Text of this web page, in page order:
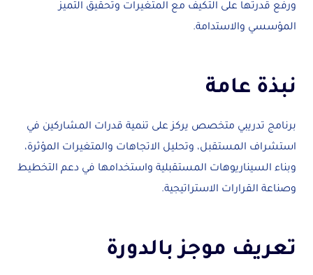
ورفع قدرتها على التكيف مع المتغيرات وتحقيق التميز
المؤسسي والاستدامة.
نبذة عامة
برنامج تدريبي متخصص يركز على تنمية قدرات المشاركين في
استشراف المستقبل، وتحليل الاتجاهات والمتغيرات المؤثرة،
وبناء السيناريوهات المستقبلية واستخدامها في دعم التخطيط
وصناعة القرارات الاستراتيجية.
تعريف موجز بالدورة